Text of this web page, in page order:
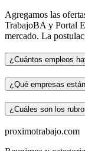
Agregamos las
TrabajoBA y Portal
mercado. La
¿Cuántos empleos
¿Qué empresas
¿Cuáles son los
proximotrabajo.com